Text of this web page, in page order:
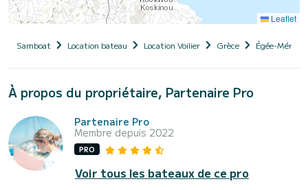
Leaflet
Samboat Location bateau Location Voilier Grèce Égée-
À propos du propriétaire, Partenaire Pro
Partenaire Pro
Membre depuis 2022
PRO
Voir tous les bateaux de ce pro